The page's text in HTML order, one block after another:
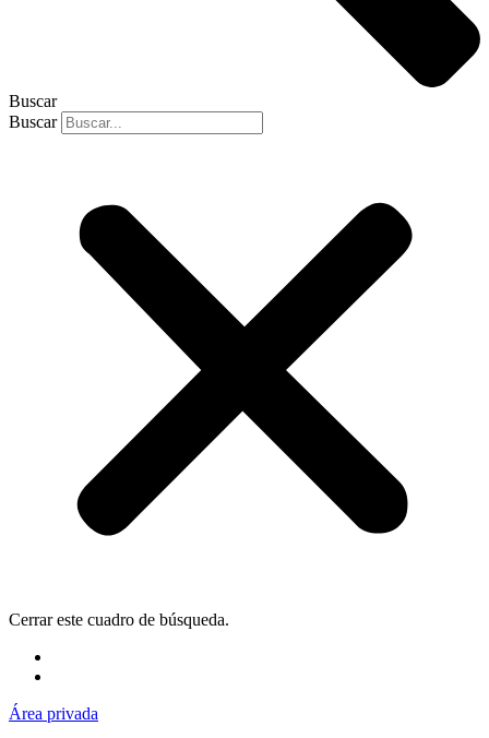
Buscar
Buscar
Cerrar este cuadro de búsqueda.
Área privada